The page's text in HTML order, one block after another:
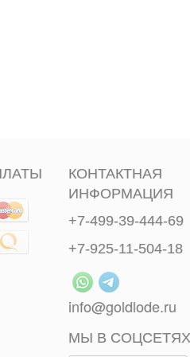
КОНТАКТНАЯ
ИНФОРМАЦИЯ
+7-499-39-444-69
+7-925-11-504-18
info@goldlode.ru
МЫ В СОЦСЕТЯХ